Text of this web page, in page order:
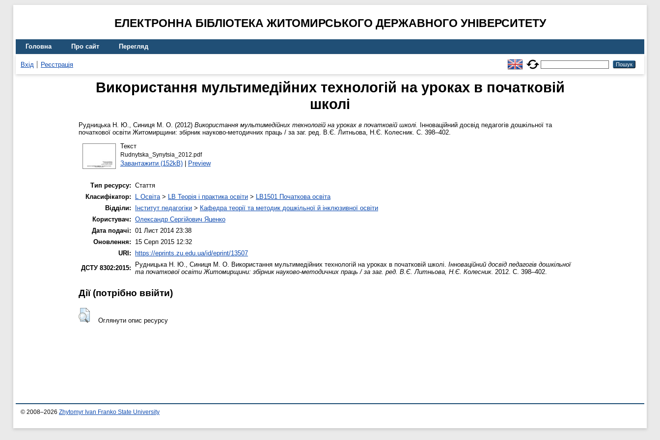
ЕЛЕКТРОННА БІБЛІОТЕКА ЖИТОМИРСЬКОГО ДЕРЖАВНОГО УНІВЕРСИТЕТУ
Головна Про сайт Перегляд
Вхід Реєстрація
Використання мультимедійних технологій на уроках в початковій
школі
Рудницька Н. Ю., Синиця М. О. (2012) Використання мультимедійних технологій на уроках в початковій школі.
Інноваційний досвід педагогів дошкільної та
початкової освіти Житомирщини: збірник науково-методичних праць / за заг. ред. В.Є. Литньова, Н.Є. Колесник. С. 398–402.
Текст
Rudnytska_Synytsia_2012.pdf
Завантажити (152kB)| Preview
Тип ресурсу: Стаття
Класифікатор:
L Освіта> LB Теорія і практика освіти > LB1501 Початкова освіта
Відділи:
Інститут педагогіки > Кафедра теорії та методик дошкільної й інклюзивної освіти
Користувач: Олександр Сергійович Яценко
Дата подачі: 01 Лист 2014 23:38
Оновлення:
15 Серп 2015 12:32
URI:
https://eprints.zu.edu.ua/id/eprint/13507
ДСТУ 8302:2015:
Рудницька Н. Ю., Синиця М. О. Використання мультимедійних технологій на уроках в початковій школі. Інноваційний досвід педагогів дошкільної
та початкової освіти Житомирщини: збірник науково-методичних праць / за заг. ред. В.Є. Литньова, Н.Є. Колесник. 2012. С. 398–402.
Дії ​​(потрібно ввійти)
Оглянути опис ресурсу
© 2008–2026 Zhytomyr Ivan Franko State University